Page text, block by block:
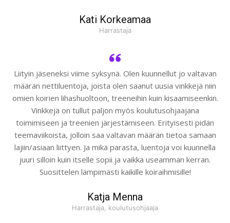
Kati Korkeamaa
Harrastaja
Liityin jäseneksi viime syksynä. Olen kuunnellut jo valtavan
määrän nettiluentoja, joista olen saanut uusia vinkkejä niin
omien koirien lihashuoltoon, treeneihin kuin kisaamiseenkin.
Vinkkejä on tullut paljon myös koulutusohjaajana
toimimiseen ja treenien järjestämiseen. Erityisesti pidän
teemaviikoista, jolloin saa valtavan määrän tietoa samaan
lajiin/asiaan liittyen. Ja mikä parasta, luentoja voi kuunnella
juuri silloin kuin itselle sopii ja vaikka useamman kerran.
Suosittelen lämpimästi kaikille koiraihmisille!
Katja Menna
Harrastaja, koulutusohjaaja